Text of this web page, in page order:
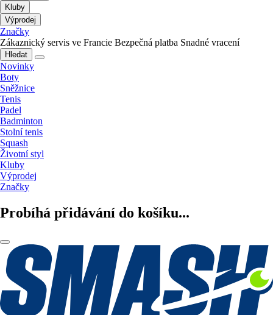
Kluby
Výprodej
Značky
Zákaznický servis ve Francie Bezpečná platba Snadné vracení
Hledat
Novinky
Boty
Sněžnice
Tenis
Padel
Badminton
Stolní tenis
Squash
Životní styl
Kluby
Výprodej
Značky
Probíhá přidávání do košíku...